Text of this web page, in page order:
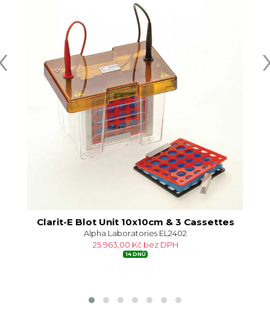
Clarit-E Blot Unit 10x10cm & 3 Cassettes
Alpha Laboratories EL2402
25 963,00 Kč bez DPH
14 DNŮ